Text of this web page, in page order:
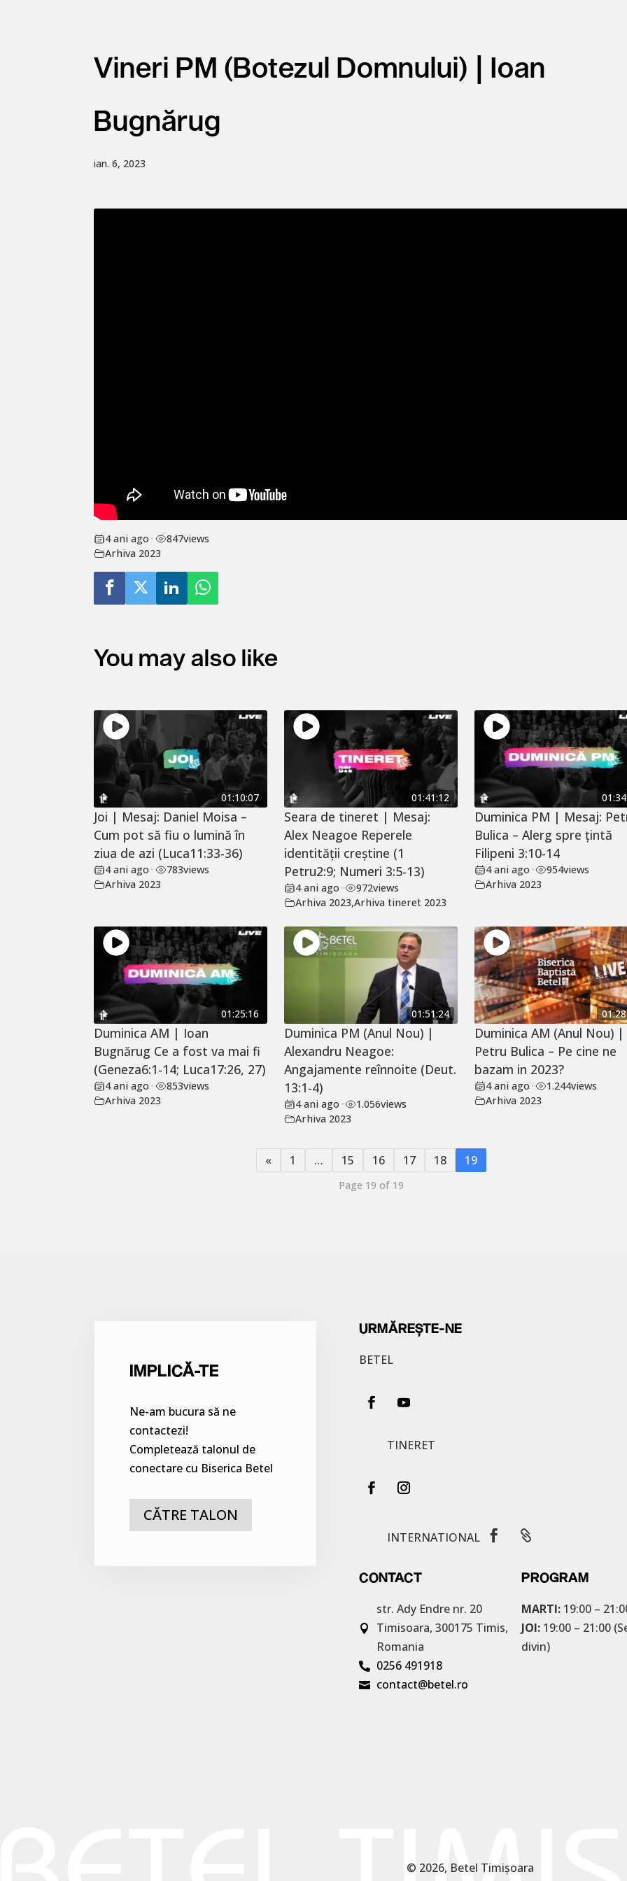
Vineri PM (Botezul Domnului) | Ioan
Bugnărug
ian. 6, 2023
4 ani ago • 847views
Arhiva 2023
You may also like
01:10:07
Joi | Mesaj: Daniel Moisa –
Cum pot să fiu o lumină în
ziua de azi (Luca11:33-36)
4 ani ago • 783views
Arhiva 2023
01:41:12
Seara de tineret | Mesaj:
Alex Neagoe Reperele
identității creștine (1
Petru2:9; Numeri 3:5-13)
4 ani ago • 972views
Arhiva 2023,Arhiva tineret 2023
Duminica PM | Mesaj:
Bulica – Alerg spre țintă
Filipeni 3:10-14
4 ani ago • 954views
Arhiva 2023
01:25:16
Duminica AM | Ioan
Bugnărug Ce a fost va mai fi
(Geneza6:1-14; Luca17:26, 27)
4 ani ago • 853views
Arhiva 2023
01:51:24
Duminica PM (Anul Nou) |
Alexandru Neagoe:
Angajamente reînnoite (Deut.
13:1-4)
4 ani ago • 1.056views
Arhiva 2023
Duminica AM (Anul Nou) |
Petru Bulica – Pe cine ne
bazam in 2023?
4 ani ago • 1.244views
Arhiva 2023
« 1 … 15 16 17 18 19
Page 19 of 19
IMPLICĂ-TE
Ne-am bucura să ne
contactezi!
Completează talonul de
conectare cu Biserica Betel
CĂTRE TALON
URMĂREȘTE-NE
BETEL
TINERET
INTERNATIONAL  
CONTACT

str. Ady Endre nr. 20
Timisoara, 300175 Timis,
Romania
 0256 491918
 contact@betel.ro
PROGRAM
MARTI: 19:00 –
JOI: 19:00 – 21:00
divin)
© 2026, Betel Timișoara